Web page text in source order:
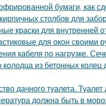
бумаги, как
столбов для
краски для внутренней
для окон своими
кабеля по нагрузке.
колодца из бетонных
дачного туалета.
должна быть в